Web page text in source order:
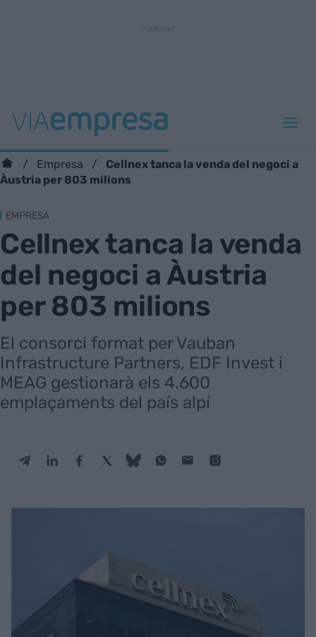
Empresa
Cellnex tanca la venda del negoci a
Àustria per 803 milions
EMPRESA
Cellnex tanca la venda
del negoci a Àustria
per 803 milions
El consorci format per Vauban
Infrastructure Partners, EDF Invest i
MEAG gestionarà els 4.600
emplaçaments del país alpí